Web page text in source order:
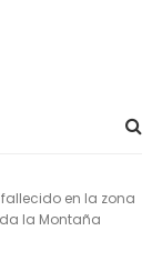
fallecido en la zona
la Montaña